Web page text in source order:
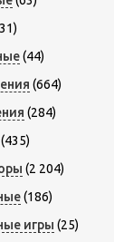
(44)
(664)
(284)
(435)
(2 204)
(186)
игры (25)